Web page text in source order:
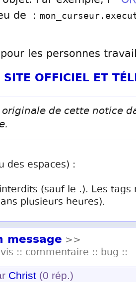
de :
les personnes
SITE OFFICIEL ET
de cette notice
des espaces) :
(sauf le .). Les
plusieurs heures).
message >>
:: commentaire :: bug ::
Christ (0 rép.)